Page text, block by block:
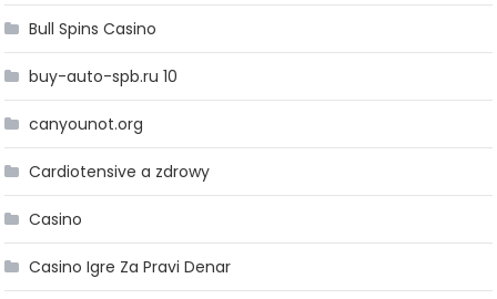
Bull Spins Casino
buy-auto-spb.ru 10
canyounot.org
Cardiotensive a zdrowy
Casino
Casino Igre Za Pravi Denar